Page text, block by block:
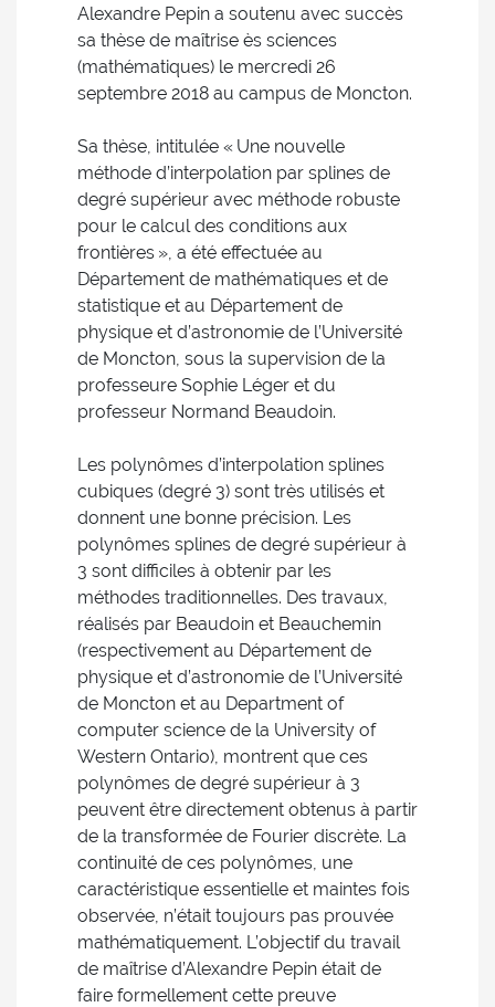
Alexandre Pepin a soutenu avec succès
sa thèse de maîtrise ès sciences
(mathématiques) le mercredi 26
septembre 2018 au campus de Moncton.
Sa thèse, intitulée « Une nouvelle
méthode d’interpolation par splines de
degré supérieur avec méthode robuste
pour le calcul des conditions aux
frontières », a été effectuée au
Département de mathématiques et de
statistique et au Département de
physique et d’astronomie de l’Université
de Moncton, sous la supervision de la
professeure Sophie Léger et du
professeur Normand Beaudoin.
Les polynômes d’interpolation splines
cubiques (degré 3) sont très utilisés et
donnent une bonne précision. Les
polynômes splines de degré supérieur à
3 sont difficiles à obtenir par les
méthodes traditionnelles. Des travaux,
réalisés par Beaudoin et Beauchemin
(respectivement au Département de
physique et d’astronomie de l’Université
de Moncton et au Department of
computer science de la University of
Western Ontario), montrent que ces
polynômes de degré supérieur à 3
peuvent être directement obtenus à partir
de la transformée de Fourier discrète. La
continuité de ces polynômes, une
caractéristique essentielle et maintes fois
observée, n’était toujours pas prouvée
mathématiquement. L’objectif du travail
de maîtrise d’Alexandre Pepin était de
faire formellement cette preuve